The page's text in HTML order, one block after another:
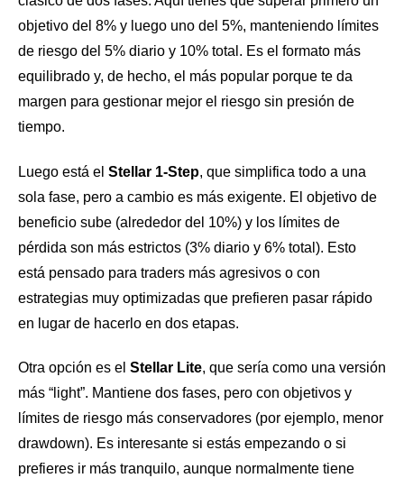
objetivo del 8% y luego uno del 5%, manteniendo límites
de riesgo del 5% diario y 10% total. Es el formato más
equilibrado y, de hecho, el más popular porque te da
margen para gestionar mejor el riesgo sin presión de
tiempo.
Luego está el Stellar 1-Step, que simplifica todo a una
sola fase, pero a cambio es más exigente. El objetivo de
beneficio sube (alrededor del 10%) y los límites de
pérdida son más estrictos (3% diario y 6% total). Esto
está pensado para traders más agresivos o con
estrategias muy optimizadas que prefieren pasar rápido
en lugar de hacerlo en dos etapas.
Otra opción es el Stellar Lite, que sería como una versión
más “light”. Mantiene dos fases, pero con objetivos y
límites de riesgo más conservadores (por ejemplo, menor
drawdown). Es interesante si estás empezando o si
prefieres ir más tranquilo, aunque normalmente tiene